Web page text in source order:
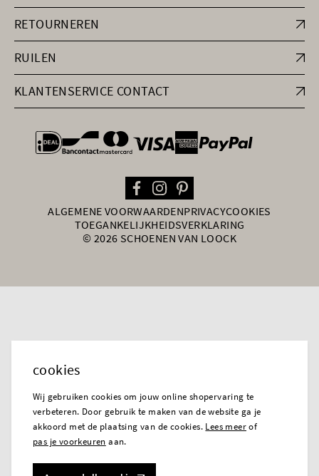
RETOURNEREN
RUILEN
KLANTENSERVICE CONTACT
general.paymentOptions
ALGEMENE VOORWAARDENPRIVACYCOOKIES
TOEGANKELIJKHEIDSVERKLARING
© 2026 SCHOENEN VAN LOOCK
cookies
Wij gebruiken cookies om jouw online shopervaring te
verbeteren. Door gebruik te maken van de website ga je
akkoord met de plaatsing van de cookies. Lees meerof
pas je voorkeuren aan.